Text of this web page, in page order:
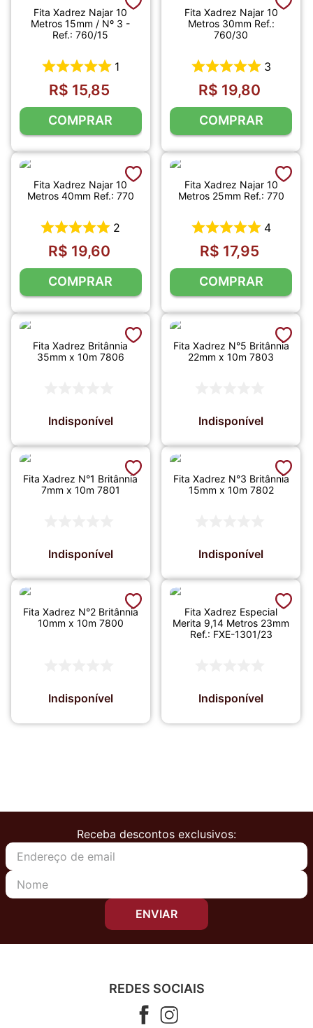
Fita Xadrez Najar 10
Metros 15mm / Nº 3 -
Ref.: 760/15
1
R$ 15,85
COMPRAR
Fita Xadrez Najar 10
Metros 30mm Ref.:
760/30
3
R$ 19,80
COMPRAR
Fita Xadrez Najar 10
Metros 40mm Ref.: 770
2
R$ 19,60
COMPRAR
Fita Xadrez Najar 10
Metros 25mm Ref.: 770
4
R$ 17,95
COMPRAR
Fita Xadrez Britânnia
35mm x 10m 7806
Indisponível
Fita Xadrez N°5 Britânnia
22mm x 10m 7803
Indisponível
Fita Xadrez N°1 Britânnia
7mm x 10m 7801
Indisponível
Fita Xadrez N°3 Britânnia
15mm x 10m 7802
Indisponível
Fita Xadrez N°2 Britânnia
10mm x 10m 7800
Indisponível
Fita Xadrez Especial
Merita 9,14 Metros 23mm
Ref.: FXE-1301/23
Indisponível
Receba descontos exclusivos:
ENVIAR
REDES SOCIAIS